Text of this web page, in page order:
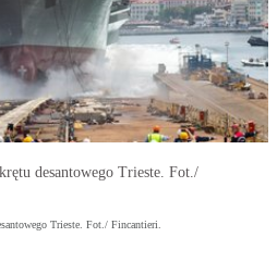
desantowego Trieste. Fot./
Trieste. Fot./ Fincantieri.